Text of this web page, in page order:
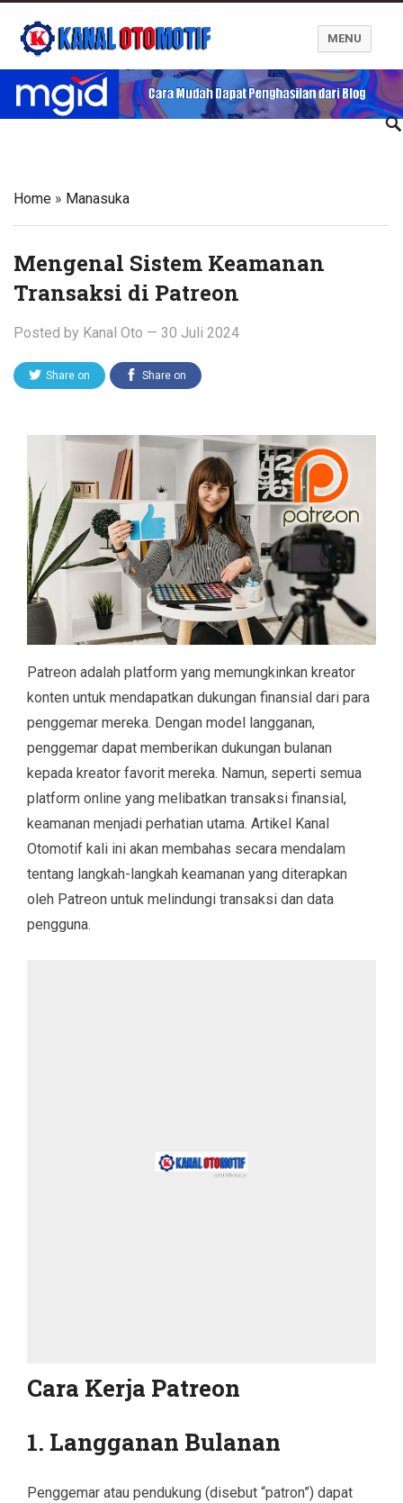
Blog Kanal Otomotif
MENU
Home » Manasuka
Mengenal Sistem Keamanan
Transaksi di Patreon
Posted by Kanal Oto — 30 Juli 2024
Share on Share on
Patreon adalah platform yang memungkinkan kreator
konten untuk mendapatkan dukungan finansial dari para
penggemar mereka. Dengan model langganan,
penggemar dapat memberikan dukungan bulanan
kepada kreator favorit mereka. Namun, seperti semua
platform online yang melibatkan transaksi finansial,
keamanan menjadi perhatian utama. Artikel Kanal
Otomotif kali ini akan membahas secara mendalam
tentang langkah-langkah keamanan yang diterapkan
oleh Patreon untuk melindungi transaksi dan data
pengguna.
Cara Kerja Patreon
1. Langganan Bulanan
Penggemar atau pendukung (disebut “patron”) dapat